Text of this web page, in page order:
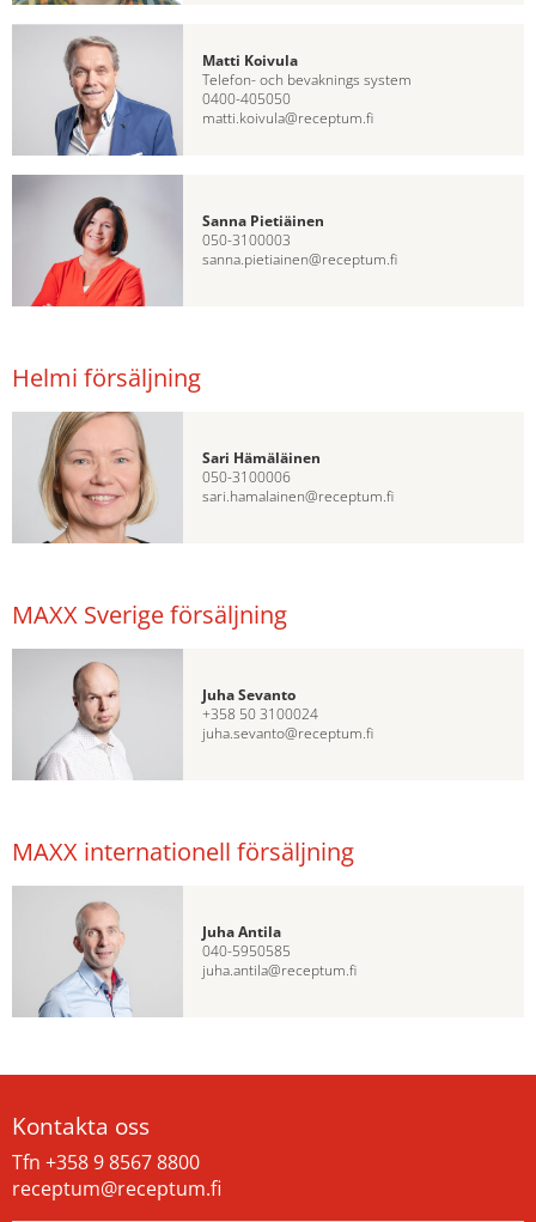
Matti Koivula
Telefon- och bevaknings system
0400-405050
matti.koivula@receptum.fi
Sanna Pietiäinen
050-3100003
sanna.pietiainen@receptum.fi
Helmi försäljning
Sari Hämäläinen
050-3100006
sari.hamalainen@receptum.fi
MAXX Sverige försäljning
Juha Sevanto
+358 50 3100024
juha.sevanto@receptum.fi
MAXX internationell försäljning
Juha Antila
040-5950585
juha.antila@receptum.fi
Kontakta oss
Tfn +358 9 8567 8800
receptum@receptum.fi